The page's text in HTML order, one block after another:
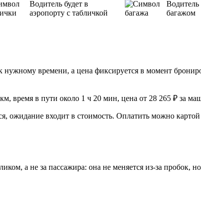
Водитель будет в
аэропорту с табличкой
багажом
времени, а цена фиксируется в момент
время в пути около 1 ч 20 мин, цена от 28 265 ₽ за
ожидание входит в стоимость. Оплатить можно
а не за пассажира: она не меняется из-за пробок,